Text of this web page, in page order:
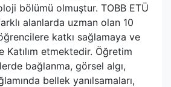
bölümü olmuştur. TOBB ETÜ
alanlarda uzman olan 10
katkı sağlamaya ve
Katılım etmektedir. Öğretim
bağlanma, görsel algı,
bellek yanılsamaları,